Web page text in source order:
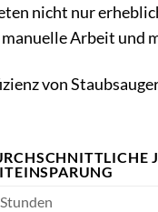
nicht nur
Arbeit und
von